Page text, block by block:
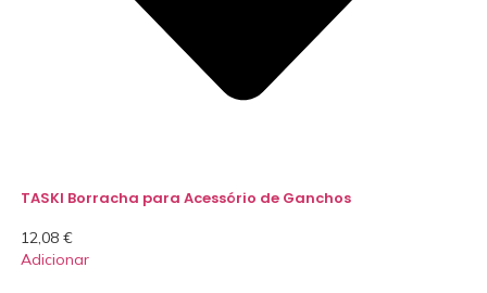
TASKI Borracha para Acessório de Ganchos
12,08 €
Adicionar